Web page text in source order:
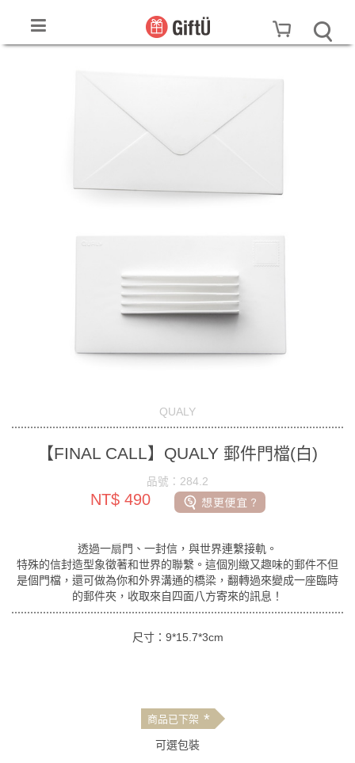
QUALY
【FINAL CALL】QUALY 郵件門檔(白)
品號：284.2
NT$ 490
透過一扇門、一封信，與世界連繫接軌。
特殊的信封造型象徵著和世界的聯繫。這個別緻又趣味的郵件不但
是個門檔，還可做為你和外界溝通的橋梁，翻轉過來變成一座臨時
的郵件夾，收取來自四面八方寄來的訊息！
尺寸：9*15.7*3cm
商品已下架 *
可選包裝